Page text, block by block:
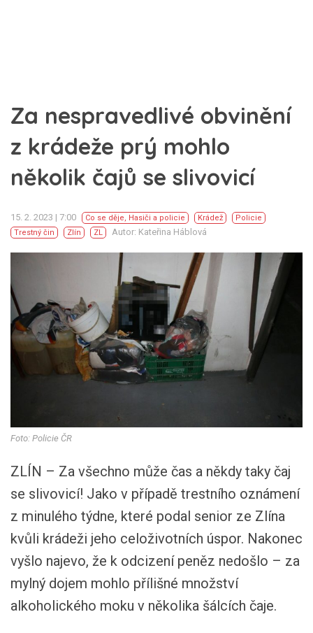
Za nespravedlivé obvinění
z krádeže prý mohlo
několik čajů se slivovicí
15. 2. 2023 | 7:00 Co se děje, Hasiči a policie Krádež
Policie
Trestný čin
Zlín ZL Autor: Kateřina Háblová
Foto: Policie ČR
ZLÍN – Za všechno může čas a někdy taky čaj
se slivovicí! Jako v případě trestního oznámení
z minulého týdne, které podal senior ze Zlína
kvůli krádeži jeho celoživotních úspor. Nakonec
vyšlo najevo, že k odcizení peněz nedošlo – za
mylný dojem mohlo přílišné množství
alkoholického moku v několika šálcích čaje.